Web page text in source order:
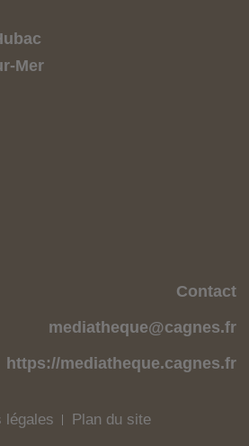
Mer
Contact
mediatheque@cagnes.fr
https://mediatheque.cagnes.fr
légales Plan du site